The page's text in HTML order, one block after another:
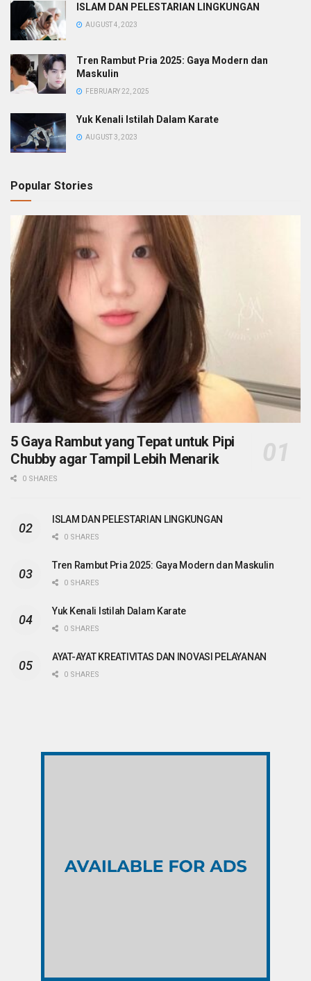
ISLAM DAN PELESTARIAN LINGKUNGAN
AUGUST 4, 2023
Tren Rambut Pria 2025: Gaya Modern dan
Maskulin
FEBRUARY 22, 2025
Yuk Kenali Istilah Dalam Karate
AUGUST 3, 2023
Popular Stories
5 Gaya Rambut yang Tepat untuk Pipi
Chubby agar Tampil Lebih Menarik
0 SHARES
ISLAM DAN PELESTARIAN LINGKUNGAN
0 SHARES
Tren Rambut Pria 2025: Gaya Modern dan Maskulin
0 SHARES
Yuk Kenali Istilah Dalam Karate
0 SHARES
AYAT-AYAT KREATIVITAS DAN INOVASI PELAYANAN
0 SHARES